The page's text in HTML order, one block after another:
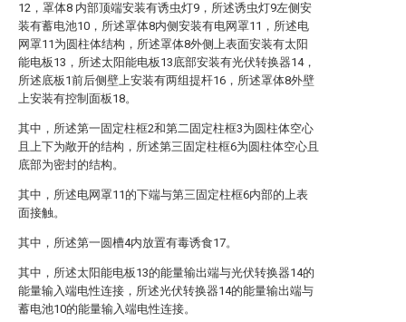
12，罩体8 内部顶端安装有诱虫灯9，所述诱虫灯9左侧安
装有蓄电池10，所述罩体8内侧安装有电网罩11，所述电
网罩11为圆柱体结构，所述罩体8外侧上表面安装有太阳
能电板13，所述太阳能电板13底部安装有光伏转换器14，
所述底板1前后侧壁上安装有两组提杆16，所述罩体8外壁
上安装有控制面板18。
其中，所述第一固定柱框2和第二固定柱框3为圆柱体空心
且上下为敞开的结构，所述第三固定柱框6为圆柱体空心且
底部为密封的结构。
其中，所述电网罩11的下端与第三固定柱框6内部的上表
面接触。
其中，所述第一圆槽4内放置有毒诱食17。
其中，所述太阳能电板13的能量输出端与光伏转换器14的
能量输入端电性连接，所述光伏转换器14的能量输出端与
蓄电池10的能量输入端电性连接。